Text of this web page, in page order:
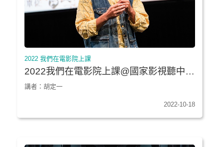
2022 我們在電影院上課
2022我們在電影院上課@國家影視聽中心
★《擬音》｜臺灣師範大學大眾傳播研究
所
講者：胡定一
2022-10-18